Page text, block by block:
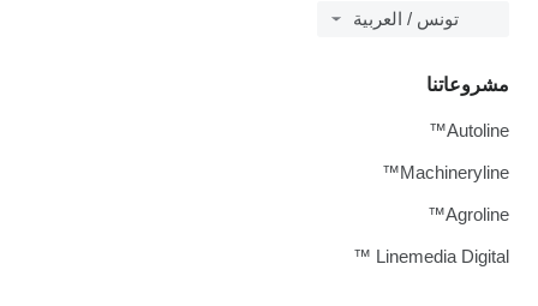
تونس / العربية
مشروعاتنا
Autoline™
Machineryline™
Agroline™
Linemedia Digital ™